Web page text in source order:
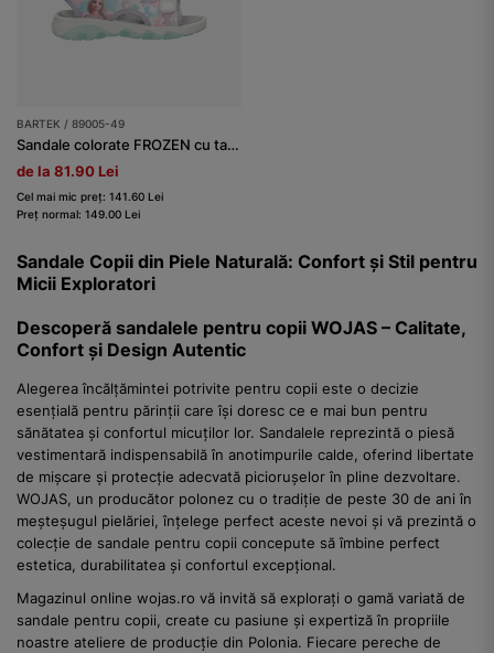
BARTEK / 89005-49
Sandale colorate FROZEN cu talpă luminoasă BARTEK 89005-49
de la 81.90 Lei
Cel mai mic preț: 141.60 Lei
Preț normal: 149.00 Lei
Sandale Copii din Piele Naturală: Confort și Stil pentru
Micii Exploratori
Descoperă sandalele pentru copii WOJAS – Calitate,
Confort și Design Autentic
Alegerea încălțămintei potrivite pentru copii este o decizie
esențială pentru părinții care își doresc ce e mai bun pentru
sănătatea și confortul micuților lor. Sandalele reprezintă o piesă
vestimentară indispensabilă în anotimpurile calde, oferind libertate
de mișcare și protecție adecvată piciorușelor în pline dezvoltare.
WOJAS, un producător polonez cu o tradiție de peste 30 de ani în
meșteșugul pielăriei, înțelege perfect aceste nevoi și vă prezintă o
colecție de sandale pentru copii concepute să îmbine perfect
estetica, durabilitatea și confortul excepțional.
Magazinul online wojas.ro vă invită să explorați o gamă variată de
sandale pentru copii, create cu pasiune și expertiză în propriile
noastre ateliere de producție din Polonia. Fiecare pereche de